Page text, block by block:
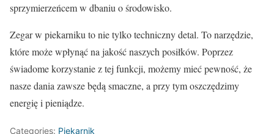
sprzymierzeńcem w dbaniu o środowisko.
Zegar w piekarniku to nie tylko techniczny detal. To narzędzie,
które może wpłynąć na jakość naszych posiłków. Poprzez
świadome korzystanie z tej funkcji, możemy mieć pewność, że
nasze dania zawsze będą smaczne, a przy tym oszczędzimy
energię i pieniądze.
Categories: Piekarnik